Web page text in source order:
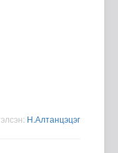
Н.Алтанцэцэг